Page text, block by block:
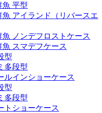
魚 平型
魚 アイランド（リバースエ
魚 ノンデフロストケース
スマデフケース
型
多段型
ルインショーケース
型
多段型
トショーケース